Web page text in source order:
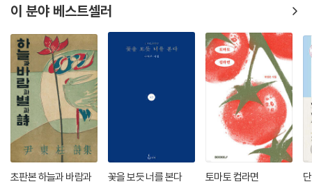
다 괜찬다 한마디 위로를 듣고 싶다면, 김인자의 시집 『우수아이아』를 꼭
찾아 일독하기를 권한다.
이 분야 베스트셀러
초판본 하늘과 바람과
꽃을 보듯 너를 본다 토마토 컵라면